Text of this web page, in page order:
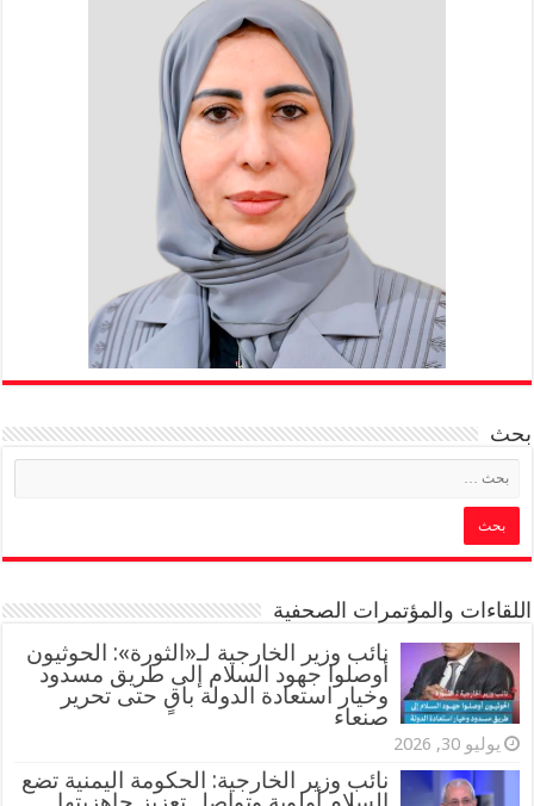
بحث
اللقاءات والمؤتمرات الصحفية
‏نائب وزير الخارجية لـ«الثورة»: الحوثيون
أوصلوا جهود السلام إلى طريق مسدود
وخيار استعادة الدولة باقٍ حتى تحرير
صنعاء
يوليو 30, 2026
نائب وزير الخارجية: الحكومة اليمنية تضع